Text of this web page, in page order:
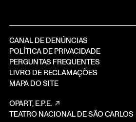
CANAL DE DENÚNCIAS
POLÍTICA DE PRIVACIDADE
PERGUNTAS FREQUENTES
LIVRO DE RECLAMAÇÕES
MAPA DO SITE
OPART, E.P.E.
TEATRO NACIONAL DE SÃO CARLOS